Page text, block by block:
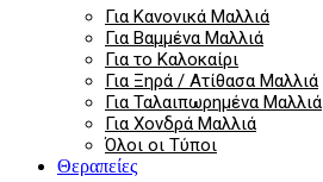
Για Κανονικά Μαλλιά
Για Βαμμένα Μαλλιά
Για το Καλοκαίρι
Για Ξηρά / Ατίθασα Μαλλιά
Για Ταλαιπωρημένα Μαλλιά
Για Χονδρά Μαλλιά
Όλοι οι Τύποι
Θεραπείες